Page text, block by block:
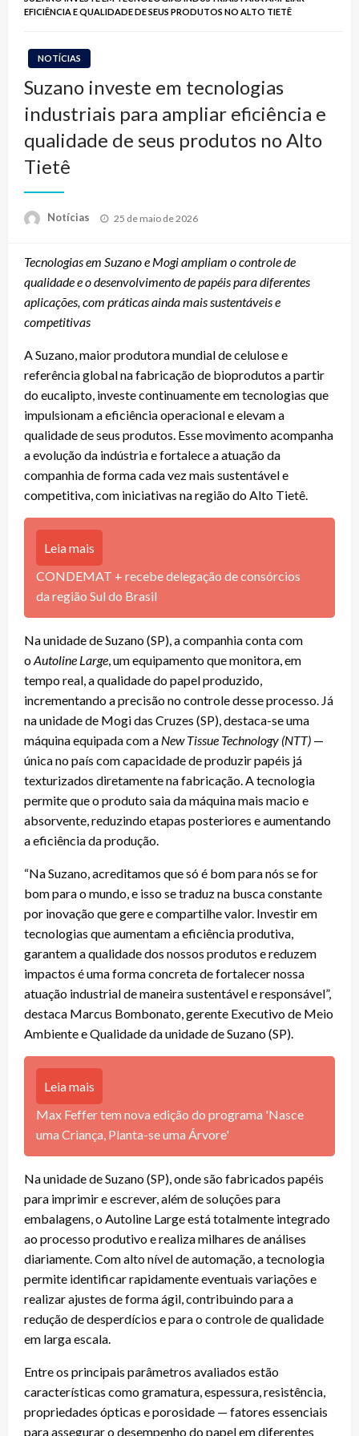
EFICIÊNCIA E QUALIDADE DE SEUS PRODUTOS NO ALTO TIETÊ
NOTÍCIAS
Suzano investe em tecnologias
industriais para ampliar eficiência e
qualidade de seus produtos no Alto
Tietê
Notícias
Posted
25 de maio de 2026
Tecnologias em Suzano e Mogi ampliam o controle de
qualidade e o desenvolvimento de papéis para diferentes
aplicações, com práticas ainda mais sustentáveis e
competitivas
A Suzano, maior produtora mundial de celulose e
referência global na fabricação de bioprodutos a partir
do eucalipto, investe continuamente em tecnologias que
impulsionam a eficiência operacional e elevam a
qualidade de seus produtos. Esse movimento acompanha
a evolução da indústria e fortalece a atuação da
companhia de forma cada vez mais sustentável e
competitiva, com iniciativas na região do Alto Tietê.
Leia mais
CONDEMAT + recebe delegação de consórcios
da região Sul do Brasil
Na unidade de Suzano (SP), a companhia conta com
oAutoline Large, um equipamento que monitora, em
tempo real, a qualidade do papel produzido,
incrementando a precisão no controle desse processo. Já
na unidade de Mogi das Cruzes (SP), destaca-se uma
máquina equipada com a New Tissue Technology (NTT) —
única no país com capacidade de produzir papéis já
texturizados diretamente na fabricação. A tecnologia
permite que o produto saia da máquina mais macio e
absorvente, reduzindo etapas posteriores e aumentando
a eficiência da produção.
“Na Suzano, acreditamos que só é bom para nós se for
bom para o mundo, e isso se traduz na busca constante
por inovação que gere e compartilhe valor. Investir em
tecnologias que aumentam a eficiência produtiva,
garantem a qualidade dos nossos produtos e reduzem
impactos é uma forma concreta de fortalecer nossa
atuação industrial de maneira sustentável e responsável”,
destaca Marcus Bombonato, gerente Executivo de Meio
Ambiente e Qualidade da unidade de Suzano (SP).
Leia mais
Max Feffer tem nova edição do programa 'Nasce
uma Criança, Planta-se uma Árvore'
Na unidade de Suzano (SP), onde são fabricados papéis
para imprimir e escrever, além de soluções para
embalagens, o Autoline Large está totalmente integrado
ao processo produtivo e realiza milhares de análises
diariamente. Com alto nível de automação, a tecnologia
permite identificar rapidamente eventuais variações e
realizar ajustes de forma ágil, contribuindo para a
redução de desperdícios e para o controle de qualidade
em larga escala.
Entre os principais parâmetros avaliados estão
características como gramatura, espessura, resistência,
propriedades ópticas e porosidade — fatores essenciais
para assegurar o desempenho do papel em diferentes